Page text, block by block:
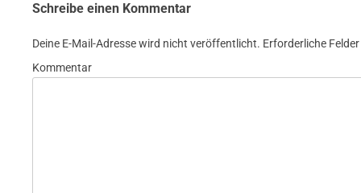
Schreibe einen Kommentar
Deine E-Mail-Adresse wird nicht veröffentlicht. Erforderliche
Kommentar